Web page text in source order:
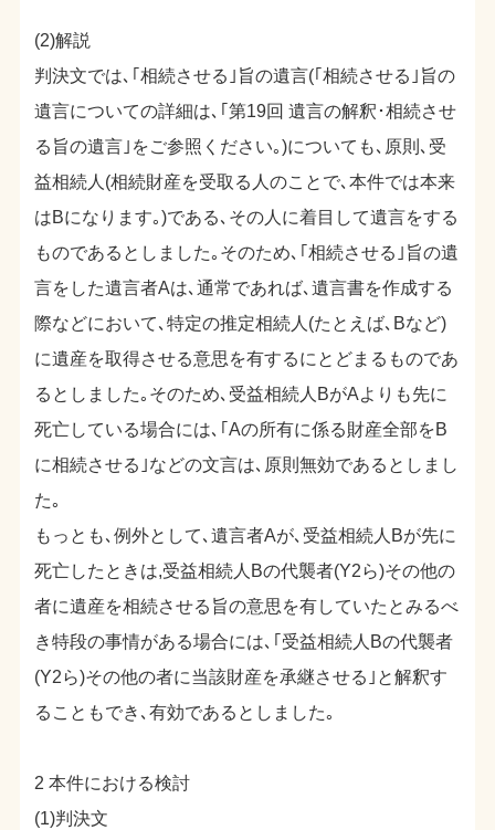
(2)解説
判決文では､｢相続させる｣旨の遺言(｢相続させる｣旨の
遺言についての詳細は､｢第19回 遺言の解釈･相続させ
る旨の遺言｣をご参照ください｡)についても､原則､受
益相続人(相続財産を受取る人のことで､本件では本来
はBになります｡)である､その人に着目して遺言をする
ものであるとしました｡そのため､｢相続させる｣旨の遺
言をした遺言者Aは､通常であれば､遺言書を作成する
際などにおいて､特定の推定相続人(たとえば､Bなど)
に遺産を取得させる意思を有するにとどまるものであ
るとしました｡そのため､受益相続人BがAよりも先に
死亡している場合には､｢Aの所有に係る財産全部をB
に相続させる｣などの文言は､原則無効であるとしまし
た｡
もっとも､例外として､遺言者Aが､受益相続人Bが先に
死亡したときは,受益相続人Bの代襲者(Y2ら)その他の
者に遺産を相続させる旨の意思を有していたとみるべ
き特段の事情がある場合には､｢受益相続人Bの代襲者
(Y2ら)その他の者に当該財産を承継させる｣と解釈す
ることもでき､有効であるとしました｡
2 本件における検討
(1)判決文